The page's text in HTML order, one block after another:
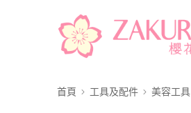
首頁 工具及配件 美容工具